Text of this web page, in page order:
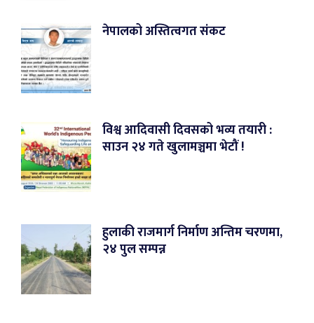
नेपालको अस्तित्वगत संकट
विश्व आदिवासी दिवसको भव्य तयारी :
साउन २४ गते खुलामञ्चमा भेटौं !
हुलाकी राजमार्ग निर्माण अन्तिम चरणमा,
२४ पुल सम्पन्न